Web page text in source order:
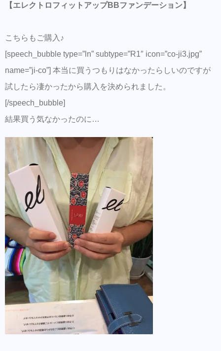
【エレクトロフィットアップBBファンデーション】
こちらもご購入♪
[speech_bubble type=”ln” subtype=”R1″ icon=”co-ji3.jpg”
name=”ji-co”] 本当に買うつもりはなかったらしいのですが
試したら凄かったから購入を決められました。
[/speech_bubble]
結果買う気なかったのに…